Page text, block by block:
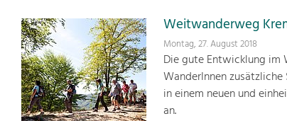
Weitwanderweg
Montag, 27. August 2018
Die gute Entwicklung im
WanderInnen
in einem neuen und
an.